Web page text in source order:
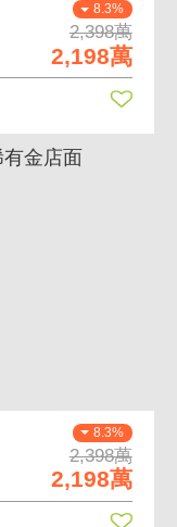
8.3%
2,398萬
2,198萬
8.3%
2,398萬
2,198萬